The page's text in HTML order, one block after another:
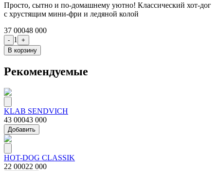
Просто, сытно и по-домашнему уютно! Классический хот-дог
с хрустящим мини-фри и ледяной колой
37 00048 000
- 1
+
В корзину
Рекомендуемые
KLAB SENDVICH
43 00043 000
Добавить
HOT-DOG CLASSIK
22 00022 000